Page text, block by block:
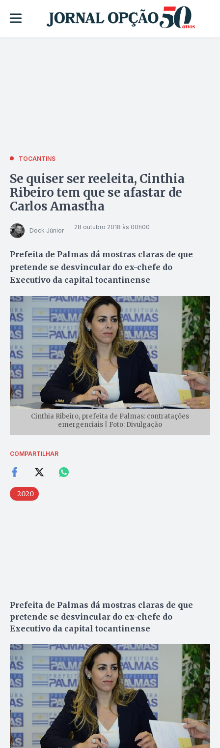
TOCANTINS
Se quiser ser reeleita, Cinthia
Ribeiro tem que se afastar de
Carlos Amastha
Dock Júnior 28 outubro 2018 às 00h00
Prefeita de Palmas dá mostras claras de que
pretende se desvincular do ex-chefe do
Executivo da capital tocantinense
Cinthia Ribeiro, prefeita de Palmas: contratações
emergenciais | Foto: Divulgação
COMPARTILHAR
2020
Prefeita de Palmas dá mostras claras de que
pretende se desvincular do ex-chefe do
Executivo da capital tocantinense